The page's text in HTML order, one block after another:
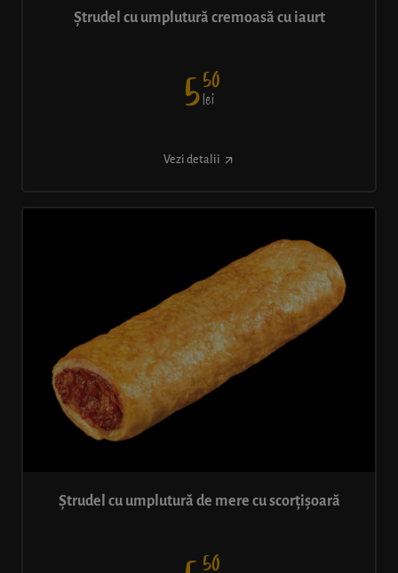
Ștrudel cu umplutură cremoasă cu iaurt
550
lei
Vezi detalii
Ștrudel cu umplutură de mere cu scorțișoară
50